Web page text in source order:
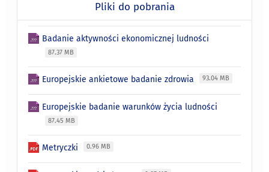
Pliki do pobrania
Badanie aktywności ekonomicznej ludności
87.37 MB
Europejskie ankietowe badanie zdrowia 93.04 MB
Europejskie badanie warunków życia ludności
87.45 MB
Metryczki 0.96 MB